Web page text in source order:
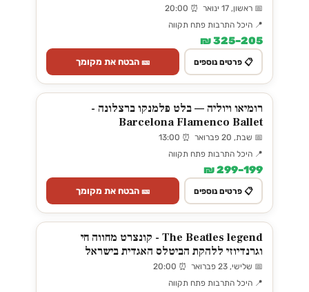
📅 ראשון, 17 ינואר ⏰ 20:00
📍 היכל התרבות פתח תקווה
205–325 ₪
📋 פרטים נוספים 🎫 הבטח את מקומך
רומיאו ויוליה — בלט פלמנקו ברצלונה -
Barcelona Flamenco Ballet
📅 שבת, 20 פברואר ⏰ 13:00
📍 היכל התרבות פתח תקווה
199–299 ₪
📋 פרטים נוספים 🎫 הבטח את מקומך
The Beatles legend - קונצרט מחווה חי
וגרנדיוזי ללהקת הביטלס האגדית בישראל
📅 שלישי, 23 פברואר ⏰ 20:00
📍 היכל התרבות פתח תקווה